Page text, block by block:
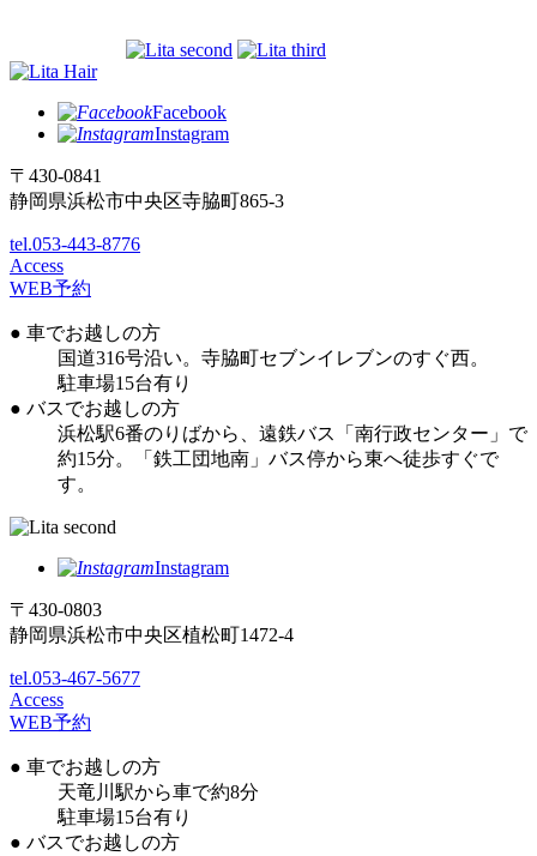
Facebook
Instagram
〒430-0841
静岡県浜松市中央区寺脇町865-3
tel.053-443-8776
Access
WEB予約
● 車でお越しの方
国道316号沿い。寺脇町セブンイレブンのすぐ西。
駐車場15台有り
● バスでお越しの方
浜松駅6番のりばから、遠鉄バス「南行政センター」で
約15分。「鉄工団地南」バス停から東へ徒歩すぐで
す。
Instagram
〒430-0803
静岡県浜松市中央区植松町1472-4
tel.053-467-5677
Access
WEB予約
● 車でお越しの方
天竜川駅から車で約8分
駐車場15台有り
● バスでお越しの方